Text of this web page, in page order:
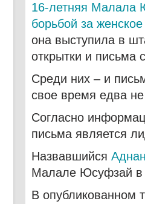
16-летняя Малала
борьбой за
она выступила в
открытки и письма
Среди них – и
свое время едва
Согласно
письма является
Назвавшийся
Малале Юсуфзай в
В опубликованном